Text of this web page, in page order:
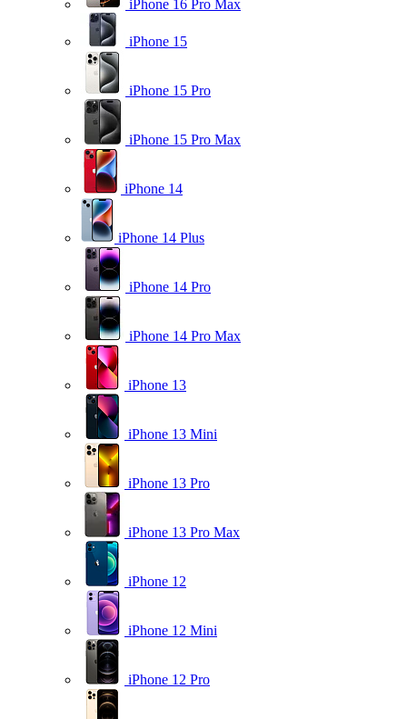
iPhone 16 Pro Max
iPhone 15
iPhone 15 Pro
iPhone 15 Pro Max
iPhone 14
iPhone 14 Plus
iPhone 14 Pro
iPhone 14 Pro Max
iPhone 13
iPhone 13 Mini
iPhone 13 Pro
iPhone 13 Pro Max
iPhone 12
iPhone 12 Mini
iPhone 12 Pro